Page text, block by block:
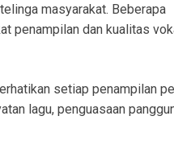
masyarakat. Beberapa
penampilan dan kualitas
setiap penampilan
lagu, penguasaan